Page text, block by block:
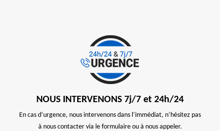
NOUS INTERVENONS 7j/7 et 24h/24
En cas d’urgence, nous intervenons dans l’immédiat, n’hésitez pas
à nous contacter via le formulaire ou à nous appeler.